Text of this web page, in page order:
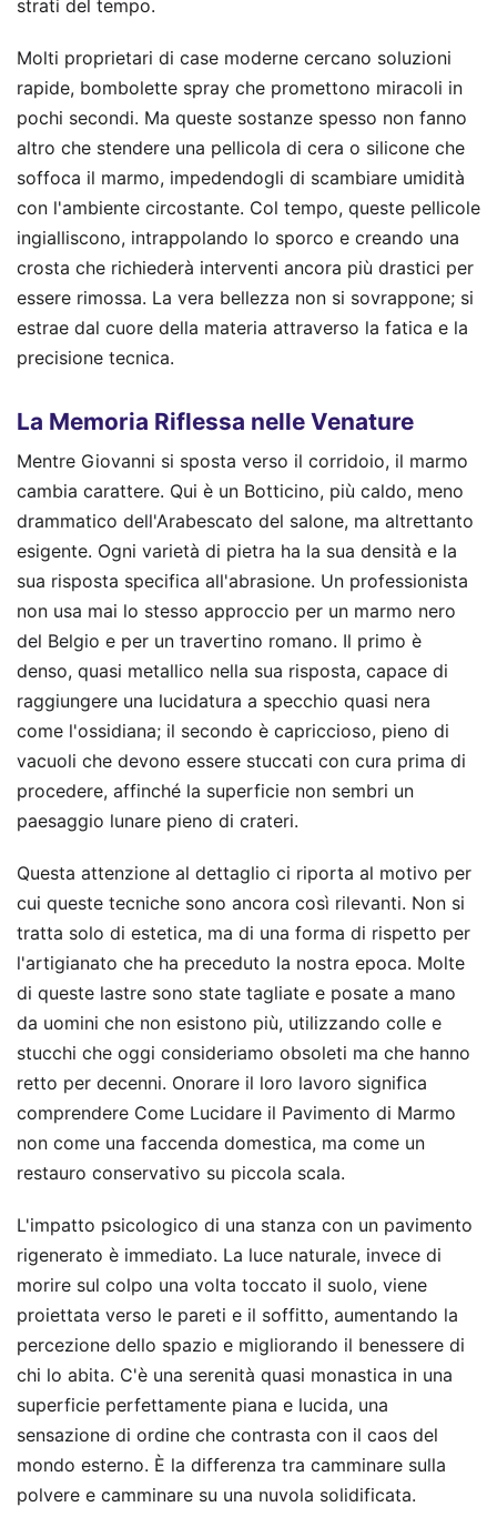
strati del tempo.
Molti proprietari di case moderne cercano soluzioni
rapide, bombolette spray che promettono miracoli in
pochi secondi. Ma queste sostanze spesso non fanno
altro che stendere una pellicola di cera o silicone che
soffoca il marmo, impedendogli di scambiare umidità
con l'ambiente circostante. Col tempo, queste pellicole
ingialliscono, intrappolando lo sporco e creando una
crosta che richiederà interventi ancora più drastici per
essere rimossa. La vera bellezza non si sovrappone; si
estrae dal cuore della materia attraverso la fatica e la
precisione tecnica.
La Memoria Riflessa nelle Venature
Mentre Giovanni si sposta verso il corridoio, il marmo
cambia carattere. Qui è un Botticino, più caldo, meno
drammatico dell'Arabescato del salone, ma altrettanto
esigente. Ogni varietà di pietra ha la sua densità e la
sua risposta specifica all'abrasione. Un professionista
non usa mai lo stesso approccio per un marmo nero
del Belgio e per un travertino romano. Il primo è
denso, quasi metallico nella sua risposta, capace di
raggiungere una lucidatura a specchio quasi nera
come l'ossidiana; il secondo è capriccioso, pieno di
vacuoli che devono essere stuccati con cura prima di
procedere, affinché la superficie non sembri un
paesaggio lunare pieno di crateri.
Questa attenzione al dettaglio ci riporta al motivo per
cui queste tecniche sono ancora così rilevanti. Non si
tratta solo di estetica, ma di una forma di rispetto per
l'artigianato che ha preceduto la nostra epoca. Molte
di queste lastre sono state tagliate e posate a mano
da uomini che non esistono più, utilizzando colle e
stucchi che oggi consideriamo obsoleti ma che hanno
retto per decenni. Onorare il loro lavoro significa
comprendere Come Lucidare il Pavimento di Marmo
non come una faccenda domestica, ma come un
restauro conservativo su piccola scala.
L'impatto psicologico di una stanza con un pavimento
rigenerato è immediato. La luce naturale, invece di
morire sul colpo una volta toccato il suolo, viene
proiettata verso le pareti e il soffitto, aumentando la
percezione dello spazio e migliorando il benessere di
chi lo abita. C'è una serenità quasi monastica in una
superficie perfettamente piana e lucida, una
sensazione di ordine che contrasta con il caos del
mondo esterno. È la differenza tra camminare sulla
polvere e camminare su una nuvola solidificata.